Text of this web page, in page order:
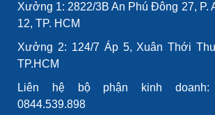
Xưởng 1: 2822/3B An Phú Đông 27, P.
12, TP. HCM
Xưởng 2: 124/7 Áp 5, Xuân Thới
TP.HCM
Liên hệ bộ phận kinh doanh:
0844.539.898